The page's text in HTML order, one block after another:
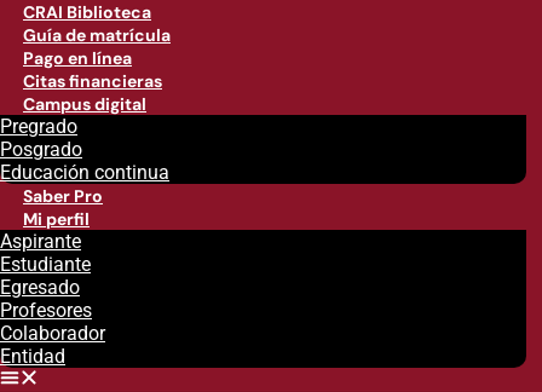
CRAI Biblioteca
Guía de matrícula
Pago en línea
Citas financieras
Campus digital
Pregrado
Posgrado
Educación continua
Saber Pro
Mi perfil
Aspirante
Estudiante
Egresado
Profesores
Colaborador
Entidad